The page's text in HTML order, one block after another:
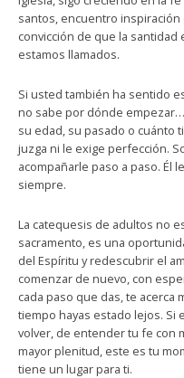
santos, encuentro inspiración
convicción de que la
estamos llamados.
Si usted también ha sentido
no sabe por dónde
su edad, su pasado o cuánto
juzga ni le exige perfección.
acompañarle paso a paso. Él
siempre.
La catequesis de adultos no
sacramento, es una
del Espíritu y redescubrir el
comenzar de nuevo, con
cada paso que das, te acerca
tiempo hayas estado lejos. Si
volver, de entender tu fe con
mayor plenitud, este es tu
tiene un lugar para ti.